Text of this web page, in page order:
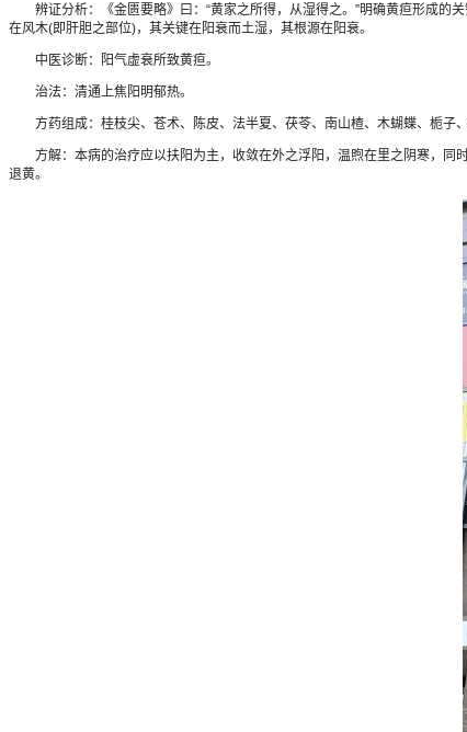
辨证分析：《金匮要略》曰：“黄家之所得，从湿得之。”明确黄疸形成的
在风木(即肝胆之部位)，其关键在阳衰而土湿，其根源在阳衰。
中医诊断：阳气虚衰所致黄疸。
治法：清通上焦阳明郁热。
方药组成：桂枝尖、苍术、陈皮、法半夏、茯苓、南山楂、木蝴蝶、栀子、
方解：本病的治疗应以扶阳为主，收敛在外之浮阳，温煦在里之阴寒，同
退黄。